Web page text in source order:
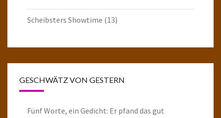
Scheibsters Showtime (13)
GESCHWÄTZ VON GESTERN
Fünf Worte, ein Gedicht: Er pfand das gut